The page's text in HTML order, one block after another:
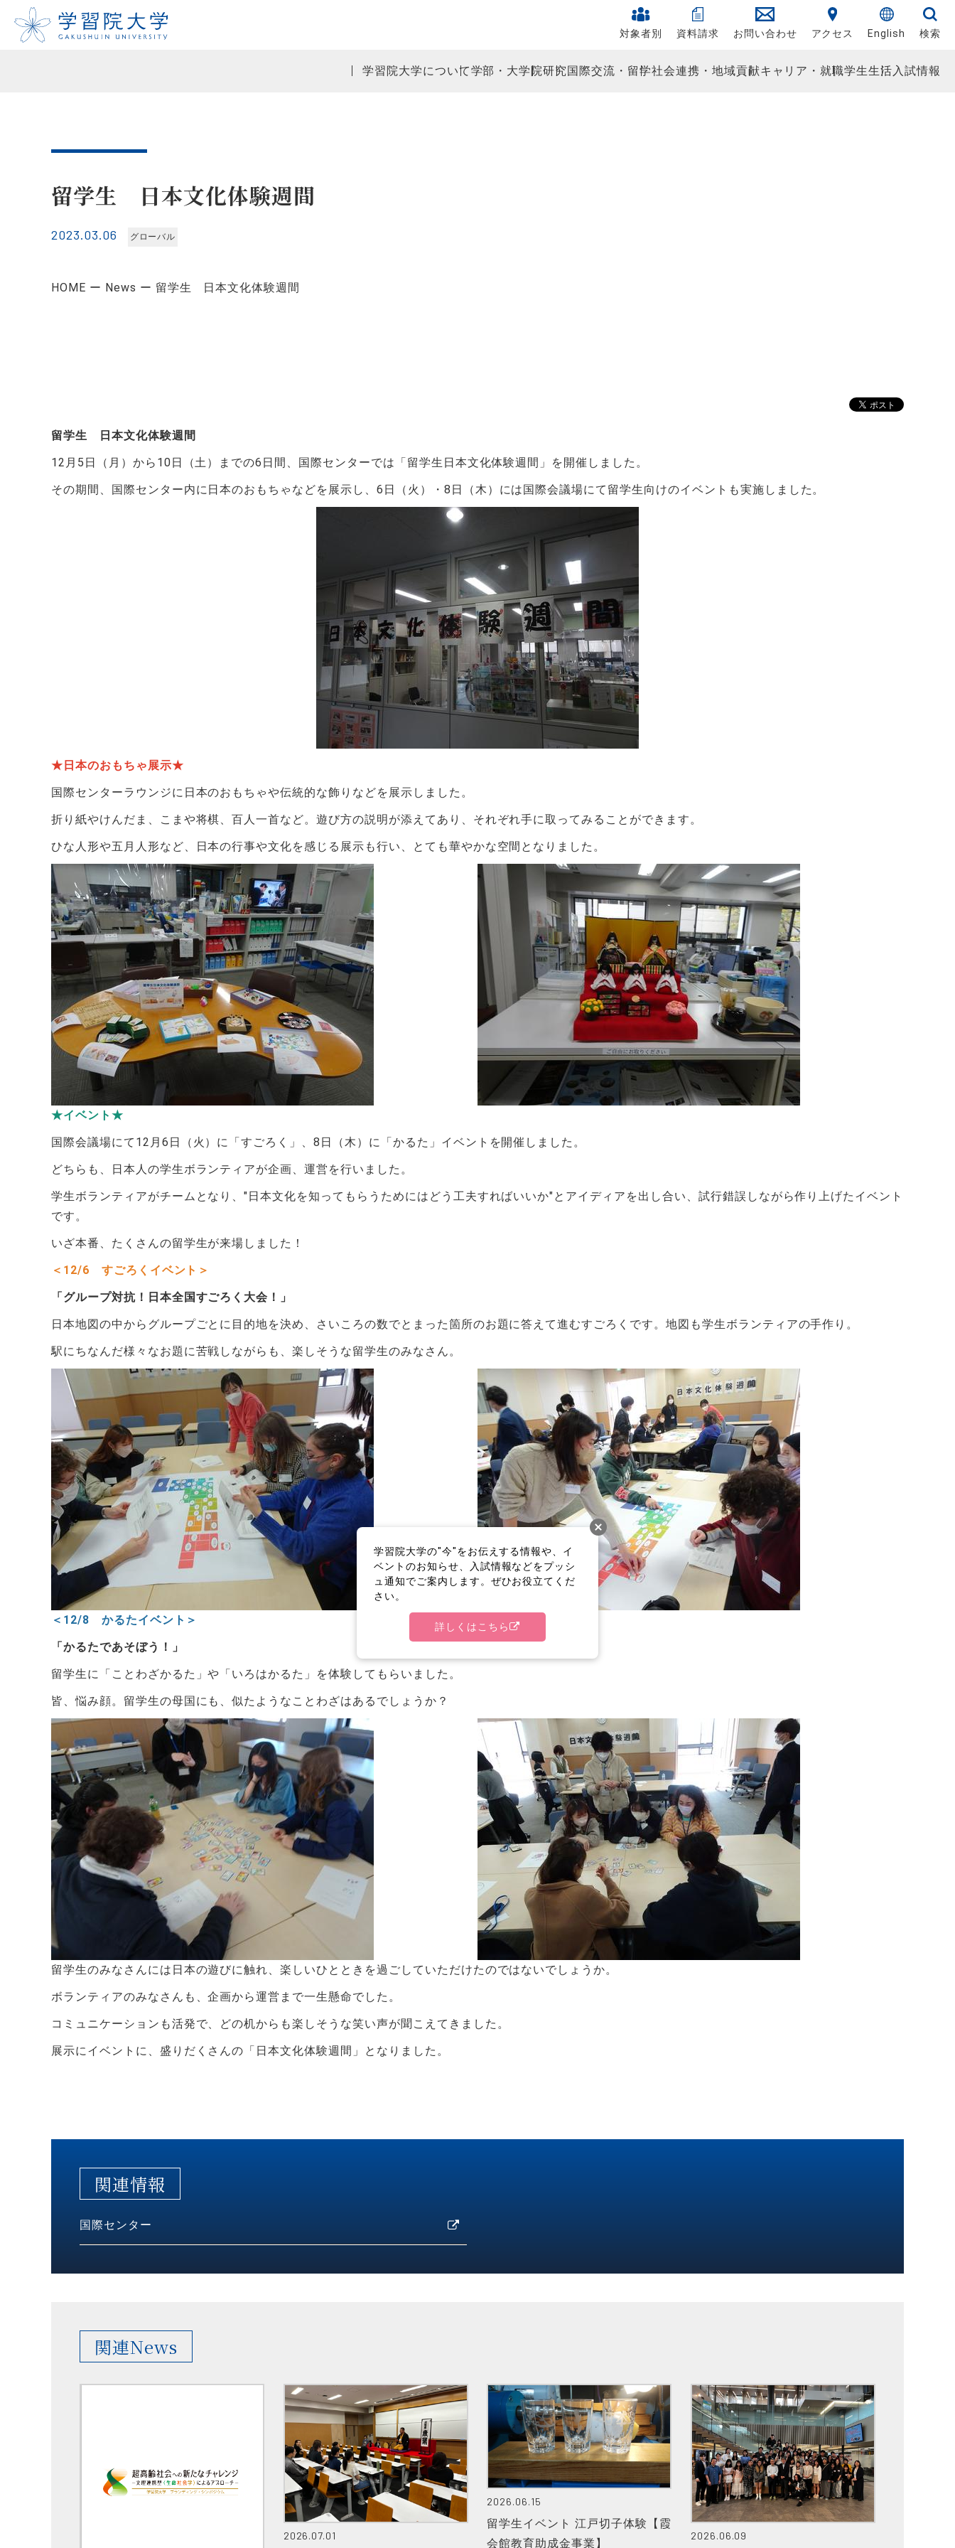
対象者別 資料請求 お問い合わせ アクセス English 検索
学習院大学について学部・大学院研究国際交流・留学社会連携・地域貢献キャリア・就職学生生活入試情報
留学生 日本文化体験週間
2023.03.06 グローバル
HOME News 留学生 日本文化体験週間
留学生 日本文化体験週間
12 月 5 日（月）から 10日（土）までの6 日間、国際センターでは「留学生日本文化体験週間」を開催しました。
その期間、国際センター内に日本のおもちゃなどを展示し、 6 日（火）・ 8 日（木）には国際会議場にて留学生向けのイベントも実施しました。
★日本のおもちゃ展示★
国際センターラウンジに日本のおもちゃや伝統的な飾りなどを展示しました。
折り紙やけんだま、こまや将棋、百人一首など。遊び方の説明が添えてあり、それぞれ手に取ってみることができます。
ひな人形や五月人形など、日本の行事や文化を感じる展示も行い、とても華やかな空間となりました。
★イベント★
国際会議場にて 12 月 6 日（火）に「すごろく」、8 日（木）に「かるた」イベントを開催しました。
どちらも、日本人の学生ボランティアが企画、運営を行いました。
学生ボランティアがチームとなり、"日本文化を知ってもらうためにはどう工夫すればいいか"とアイディアを出し合い、試行錯誤しながら作り上げたイベント
です。
いざ本番、たくさんの留学生が来場しました！
＜12/6 すごろくイベント＞
「グループ対抗！日本全国すごろく大会！」
日本地図の中からグループごとに目的地を決め、さいころの数でとまった箇所のお題に答えて進むすごろくです。地図も学生ボランティアの手作り。
駅にちなんだ様々なお題に苦戦しながらも、楽しそうな留学生のみなさん。
＜12/8 かるたイベント＞
「かるたであそぼう！」
留学生に「ことわざかるた」や「いろはかるた」を体験してもらいました。
皆、悩み顔。留学生の母国にも、似たようなことわざはあるでしょうか？
留学生のみなさんには日本の遊びに触れ、楽しいひとときを過ごしていただけたのではないでしょうか。
ボランティアのみなさんも、企画から運営まで一生懸命でした。
コミュニケーションも活発で、どの机からも楽しそうな笑い声が聞こえてきました。
展示にイベントに、盛りだくさんの「日本文化体験週間」となりました。
関連情報
国際センター
関連News
2026.07.01
2026.06.15
留学生イベント 江戸切子体験【霞
会館教育助成金事業】
2026.06.09
学習院大学の"今"をお伝えする情報や、イ
ベントのお知らせ、入試情報などをプッシ
ュ通知でご案内します。ぜひお役立てくだ
さい。
詳しくはこちら